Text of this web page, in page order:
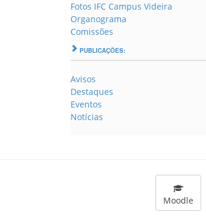
Fotos IFC Campus Videira
Organograma
Comissões
PUBLICAÇÕES:
Avisos
Destaques
Eventos
Notícias
Moodle